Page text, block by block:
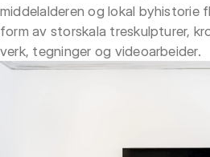
middelalderen og lokal byhistorie
form av storskala treskulpturer,
verk, tegninger og videoarbeider.